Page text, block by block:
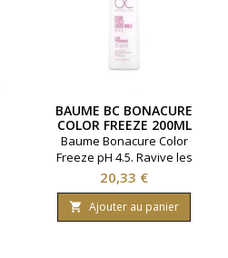
BAUME BC BONACURE
COLOR FREEZE 200ML
Baume Bonacure Color
Freeze pH 4.5. Ravive les
cheveux colorés. Marque
Schwarzkopf. Contenance
200 millilitres.
Prix
20,33 €
 Ajouter au panier